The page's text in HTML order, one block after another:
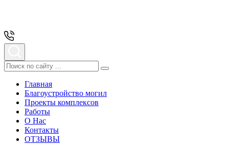
Главная
Благоустройство могил
Проекты комплексов
Работы
О Нас
Контакты
ОТЗЫВЫ